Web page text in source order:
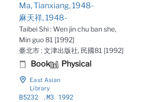
Ma, Tianxiang, 1948-
麻天祥, 1948-
Taibei Shi : Wen jin chu ban she,
Min guo 81 [1992]
臺北市 : 文津出版社, 民國81 [1992]
Book Physical
East Asian
Library
B5232 .M3 1992